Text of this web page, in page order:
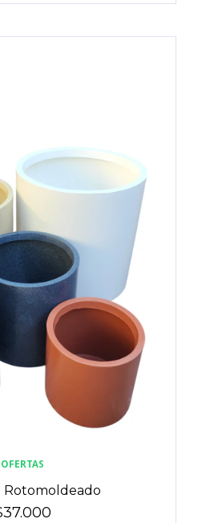
OFERTAS
Rotomoldeado